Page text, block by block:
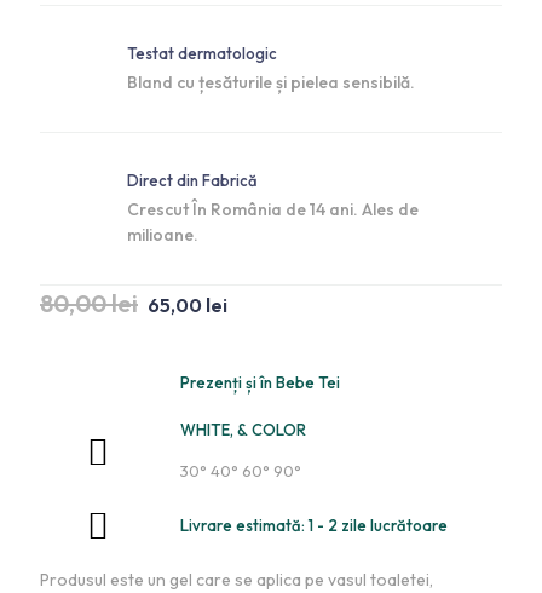
Testat dermatologic
Bland cu țesăturile și pielea sensibilă.
Direct din Fabrică
Crescut În România de 14 ani. Ales de
milioane.
80,00lei 65,00 lei
Prezenți și în Bebe Tei
WHITE, & COLOR
30° 40° 60° 90°
Livrare estimată: 1 - 2 zile lucrătoare
Produsul este un gel care se aplica pe vasul toaletei,